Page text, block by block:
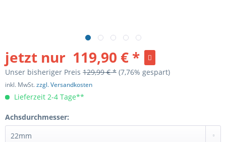
jetzt nur 119,90 € *
Unser bisheriger Preis 129,99 € * (7,76% gespart)
inkl. MwSt.zzgl. Versandkosten
Lieferzeit 2-4 Tage**
Achsdurchmesser: